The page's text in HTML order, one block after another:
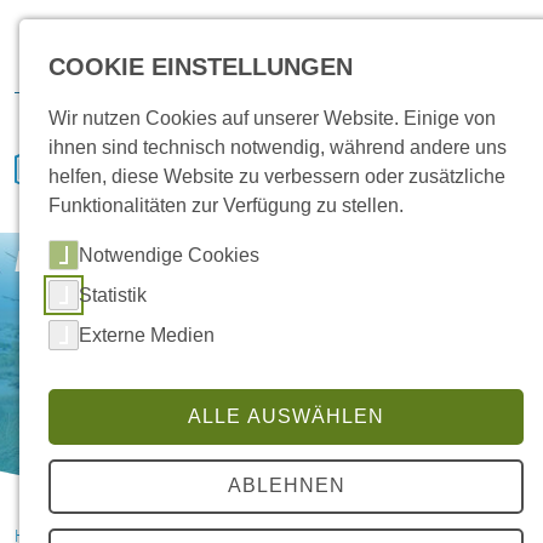
Downloads
Ihre Kontaktanfrage
HANSA Klimasysteme im Saterland
COOKIE EINSTELLUNGEN
Wir nutzen Cookies auf unserer Website. Einige von
ihnen sind technisch notwendig, während andere uns
helfen, diese Website zu verbessern oder zusätzliche
Funktionalitäten zur Verfügung zu stellen.
Notwendige Cookies
Statistik
Externe Medien
ALLE AUSWÄHLEN
ABLEHNEN